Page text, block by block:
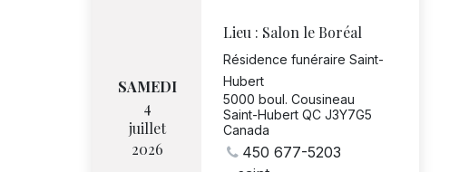
SAMEDI
4
juillet
2026
Lieu : Salon le Boréal
Résidence funéraire Saint-
Hubert
5000 boul. Cousineau
Saint-Hubert QC J3Y7G5
Canada
450 677-5203